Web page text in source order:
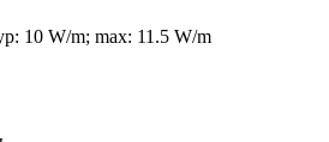
10 W/m; max: 11.5 W/m